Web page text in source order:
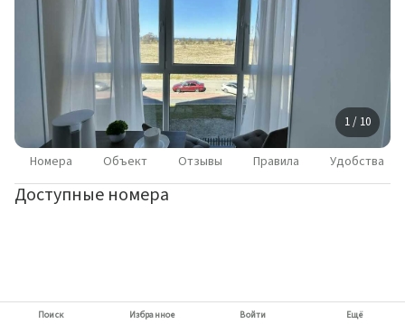
1 / 10
Номера Объект Отзывы Правила Удобства
Доступные номера
Поиск Избранное Войти Ещё